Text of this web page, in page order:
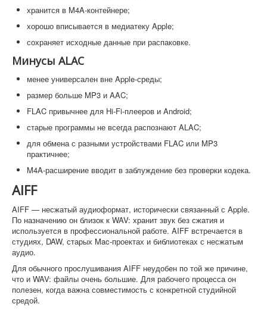
хранится в M4A-контейнере;
хорошо вписывается в медиатеку Apple;
сохраняет исходные данные при распаковке.
Минусы ALAC
менее универсален вне Apple-среды;
размер больше MP3 и AAC;
FLAC привычнее для Hi-Fi-плееров и Android;
старые программы не всегда распознают ALAC;
для обмена с разными устройствами FLAC или MP3
практичнее;
M4A-расширение вводит в заблуждение без проверки кодека.
AIFF
AIFF — несжатый аудиоформат, исторически связанный с Apple.
По назначению он близок к WAV: хранит звук без сжатия и
используется в профессиональной работе. AIFF встречается в
студиях, DAW, старых Mac-проектах и библиотеках с несжатым
аудио.
Для обычного прослушивания AIFF неудобен по той же причине,
что и WAV: файлы очень большие. Для рабочего процесса он
полезен, когда важна совместимость с конкретной студийной
средой.